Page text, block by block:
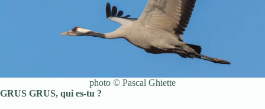
photo © Pascal Ghiette
GRUS GRUS, qui es-tu ?